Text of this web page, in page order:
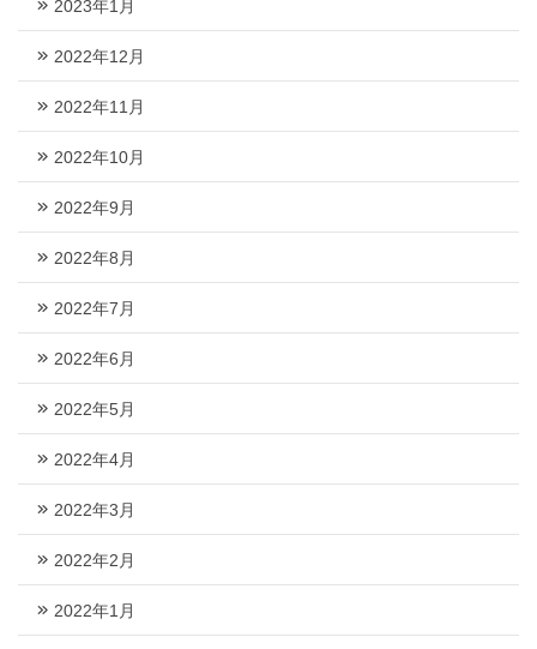
2023年1月
2022年12月
2022年11月
2022年10月
2022年9月
2022年8月
2022年7月
2022年6月
2022年5月
2022年4月
2022年3月
2022年2月
2022年1月